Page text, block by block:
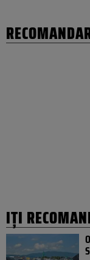
IȚI